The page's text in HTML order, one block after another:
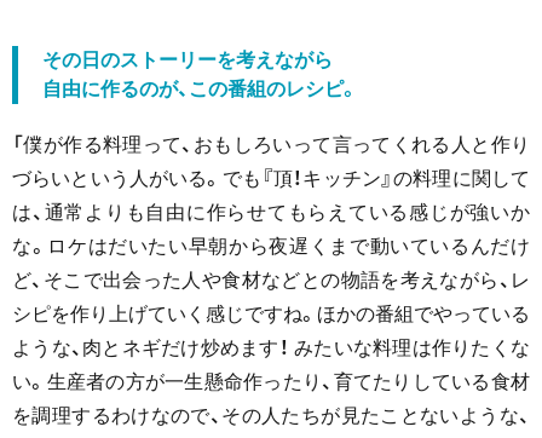
その日のストーリーを考えながら
自由に作るのが、この番組のレシピ。
「僕が作る料理って、おもしろいって言ってくれる人と作り
づらいという人がいる。でも『頂！キッチン』の料理に関して
は、通常よりも自由に作らせてもらえている感じが強いか
な。ロケはだいたい早朝から夜遅くまで動いているんだけ
ど、そこで出会った人や食材などとの物語を考えながら、レ
シピを作り上げていく感じですね。ほかの番組でやっている
ような、肉とネギだけ炒めます！ みたいな料理は作りたくな
い。生産者の方が一生懸命作ったり、育てたりしている食材
を調理するわけなので、その人たちが見たことないような、